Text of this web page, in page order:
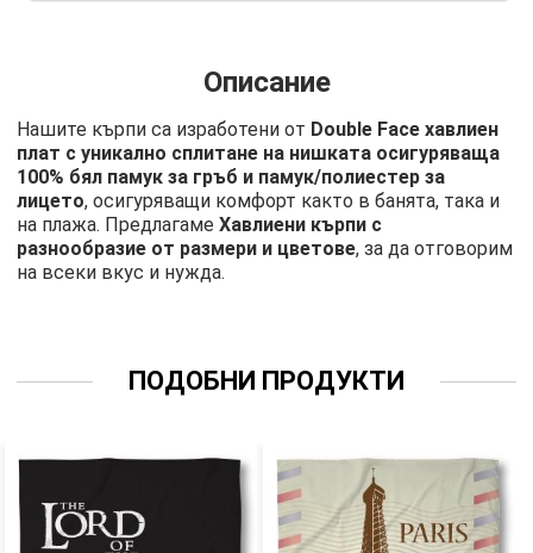
Описание
Нашите кърпи са изработени от Double Face хавлиен
плат с уникално сплитане на нишката осигуряваща
100% бял памук за гръб и памук/полиестер за
лицето, осигуряващи комфорт както в банята, така и
на плажа. ПредлагамеХавлиени кърпи с
разнообразие от размери и цветове, за да отговорим
на всеки вкус и нужда.
ПОДОБНИ ПРОДУКТИ